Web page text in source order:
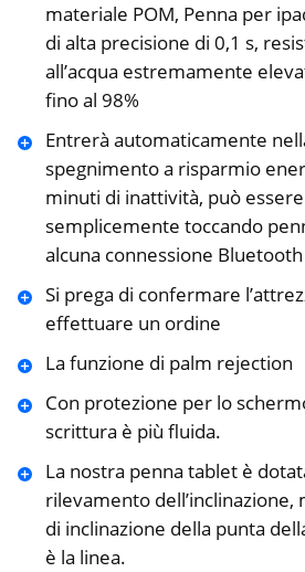
materiale POM, Penna per
di alta precisione di 0,1 s,
all’acqua estremamente
fino al 98%
Entrerà automaticamente
spegnimento a risparmio
minuti di inattività, può
semplicemente toccando
alcuna connessione Bluetooth
Si prega di confermare
effettuare un ordine
La funzione di palm rejection
Con protezione per lo
scrittura è più fluida.
La nostra penna tablet è
rilevamento dell’inclinazione,
di inclinazione della punta
è la linea.